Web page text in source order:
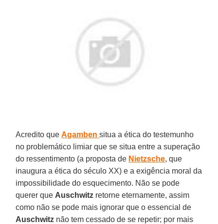
Acredito queAgamben situa a ética do testemunho
no problemático limiar que se situa entre a superação
do ressentimento (a proposta de Nietzsche, que
inaugura a ética do século XX) e a exigência moral da
impossibilidade do esquecimento. Não se pode
querer que Auschwitz retorne eternamente, assim
como não se pode mais ignorar que o essencial de
Auschwitz não tem cessado de se repetir; por mais